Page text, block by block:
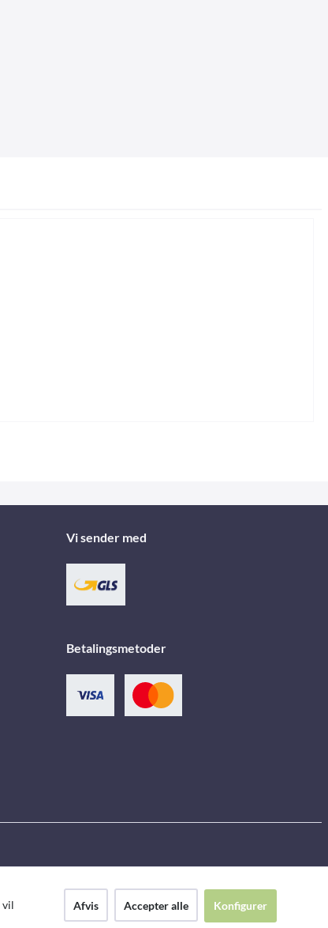
Vi sender med
Betalingsmetoder
vil
Afvis Accepter alle Konfigurer